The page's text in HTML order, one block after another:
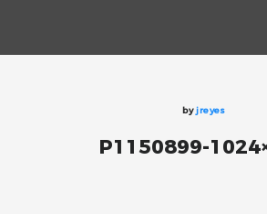
byjreyes
P1150899-